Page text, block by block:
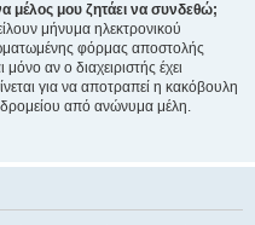
μέλος μου ζητάει να συνδεθώ;
μήνυμα ηλεκτρονικού
φόρμας αποστολής
αν ο διαχειριστής έχει
για να αποτραπεί η κακόβουλη
από ανώνυμα μέλη.